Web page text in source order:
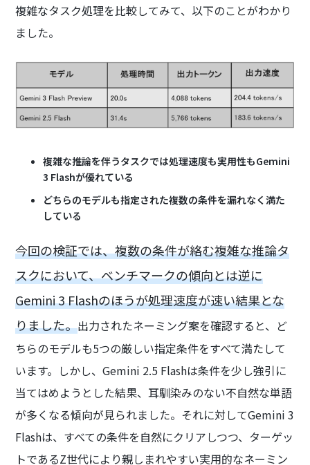
複雑なタスク処理を比較してみて、以下のことがわかり
ました。
複雑な推論を伴うタスクでは処理速度も実用性もGemini
3 Flashが優れている
どちらのモデルも指定された複数の条件を漏れなく満た
している
今回の検証では、複数の条件が絡む複雑な推論タ
スクにおいて、ベンチマークの傾向とは逆に
Gemini 3 Flashのほうが処理速度が速い結果とな
りました。出力されたネーミング案を確認すると、ど
ちらのモデルも5つの厳しい指定条件をすべて満たして
います。しかし、Gemini 2.5 Flashは条件を少し強引に
当てはめようとした結果、耳馴染みのない不自然な単語
が多くなる傾向が見られました。それに対してGemini 3
Flashは、すべての条件を自然にクリアしつつ、ターゲッ
トであるZ世代により親しまれやすい実用的なネーミン